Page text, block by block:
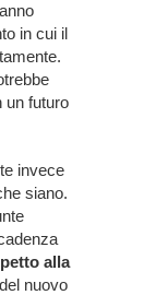
in cui il
un futuro
invece
siano.
alla
nuovo